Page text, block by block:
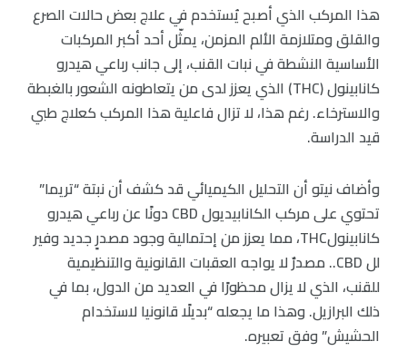
هذا المركب الذي أصبح يُستخدم في علاج بعض حالات الصرع
والقلق ومتلازمة الألم المزمن، يمثّل أحد أكبر المركبات
الأساسية النشطة في نبات القنب، إلى جانب رباعي هيدرو
كانابينول (THC) الذي يعزز لدى من يتعاطونه الشعور بالغبطة
والاسترخاء. رغم هذا، لا تزال فاعلية هذا المركب كعلاج طبي
قيد الدراسة.
وأضاف نيتو أن التحليل الكيميائي قد كشف أن نبتة “تريما”
تحتوي على مركب الكانابيديول CBD دونًا عن رباعي هيدرو
كانابينولTHC، مما يعزز من إحتمالية وجود مصدرٍ جديد وفير
لل CBD.. مصدرٌ لا يواجه العقبات القانونية والتنظيمية
للقنب، الذي لا يزال محظورًا في العديد من الدول، بما في
ذلك البرازيل. وهذا ما يجعله “بديلًا قانونيا لاستخدام
الحشيش” وفق تعبيره.